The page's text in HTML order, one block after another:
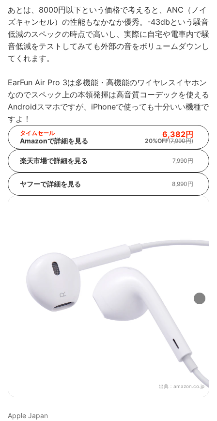
あとは、8000円以下という価格で考えると、ANC（ノイ
ズキャンセル）の性能もなかなか優秀。-43dbという騒音
低減のスペックの時点で高いし、実際に自宅や電車内で騒
音低減をテストしてみても外部の音をボリュームダウンし
てくれます。
EarFun Air Pro 3は多機能・高機能のワイヤレスイヤホン
なのでスペック上の本領発揮は高音質コーデックを使える
Androidスマホですが、iPhoneで使っても十分いい機種で
すよ！
タイムセール
Amazonで詳細を見る
6,382円
20%OFF(7,990円)
楽天市場で詳細を見る 7,990円
ヤフーで詳細を見る 8,990円
出典： amazon.co.jp
Apple Japan